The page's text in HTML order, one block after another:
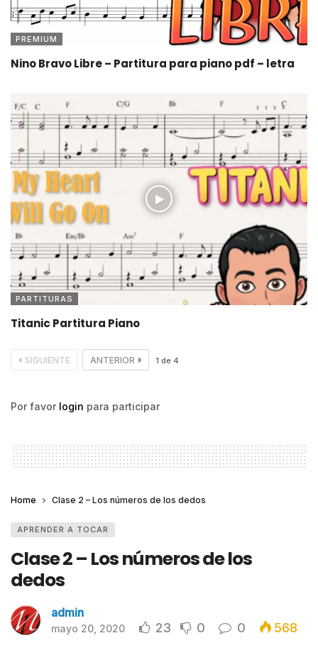
PREMIUM
Nino Bravo Libre – Partitura para piano pdf – letra
PARTITURAS
Titanic Partitura Piano
SIGUIENTE ANTERIOR 1 de 4
Por favor login para participar
Home Clase 2 – Los números de los dedos
APRENDER A TOCAR
Clase 2 – Los números de los
dedos
admin
mayo 20, 2020 23 0 0 568